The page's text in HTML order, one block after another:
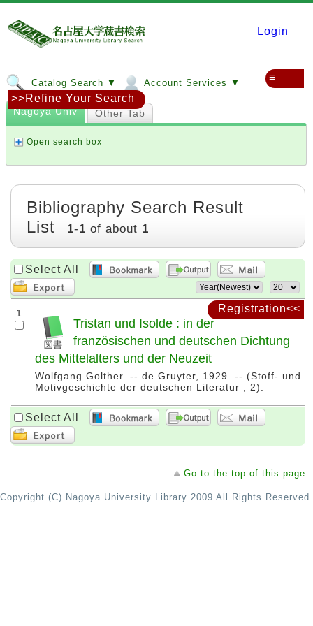
Login
Catalog Search ▼ Account Services ▼ ≡
Registration<<
Nagoya Univ Other Tab
Open search box
>>Refine Your Search
Bibliography Search Result
List
1-1 of about 1
Select All
1
Tristan und Isolde : in der
französischen und deutschen Dichtung
des Mittelalters und der Neuzeit
Wolfgang Golther. -- de Gruyter, 1929. -- (Stoff- und
Motivgeschichte der deutschen Literatur ; 2).
Select All
Go to the top of this page
Copyright (C) Nagoya University Library 2009 All Rights Reserved.